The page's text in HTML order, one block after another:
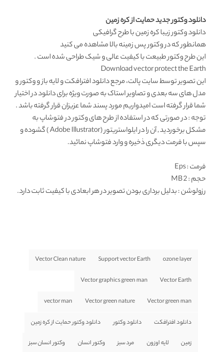
دانلود وکتور جدید حمایت از کره زمین
دانلود وکتورزیبا کره زمین با طرح گرافیکی
همانطور که دروکتور پس زمینهبالا مشاهده می کنید
این طرحوکتور طبیعتبا کیفیت عالی و شیک طراحی شده است .
Download vector protect the Earth
این تصویر توسطسایت پالت، مرجعدانلود افترافکتو لایه باز و وکتور و
مدل های سه بعدی و تصاویر استاک به صورت ویژه برای دانلود در اختیار
شما قرار گرفته است امیدواریم مورد پسند شما عزیزان قرار گرفته باشد .
توجه : در صورتی که در استفاده از طرح های وکتور در فتوشاپ به
مشکل برخوردید , آن را در ایلواستریتور (Adobe Illustrator ) گشوده و
سپس با فرمت دیگری ذخیره و وارد فتوشاپ نمائید.
فرمت: Eps
حجم : 2 MB
رزولوشن: بدلیل برداری بودن تصویر در هر ابعادی با کیفیت ثابت دارد.
ozone layer
Support vector Earth
Vector Clean nature
Vector Earth
Vector graphics green man
Vector green man
Vector green nature
vector man
دانلود افترافکت دانلود وکتور دانلود وکتور حمایت از کره زمین
زمین لایه اوزون مرد سبز وکتور انسان وکتور انسان سبز